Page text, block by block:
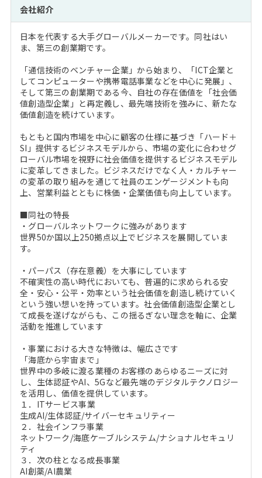
会社紹介
日本を代表する大手グローバルメーカーです。同社はい
ま、第三の創業期です。
「通信技術のベンチャー企業」から始まり、「ICT企業と
してコンピューターや携帯電話事業などを中心に発展」、
そして第三の創業期である今、自社の存在価値を「社会価
値創造型企業」と再定義し、最先端技術を強みに、新たな
価値創造を続けています。
もともと国内市場を中心に顧客の仕様に基づき「ハード＋
SI」提供するビジネスモデルから、市場の変化に合わせグ
ローバル市場を視野に社会価値を提供するビジネスモデル
に変革してきました。ビジネスだけでなく人・カルチャー
の変革の取り組みを通じて社員のエンゲージメントも向
上、営業利益とともに株価・企業価値も向上しています。
■同社の特長
・グローバルネットワークに強みがあります
世界50か国以上250拠点以上でビジネスを展開していま
す。
・パーパス（存在意義）を大事にしています
不確実性の高い時代においても、普遍的に求められる安
全・安心・公平・効率という社会価値を創造し続けていく
という強い想いを持っています。社会価値創造型企業とし
て成長を遂げながらも、この揺るぎない理念を軸に、企業
活動を推進しています
・事業における大きな特徴は、幅広さです
「海底から宇宙まで」
世界中の多岐に渡る業種のお客様のあらゆるニーズに対
し、生体認証やAI、5Gなど最先端のデジタルテクノロジー
を活用し、価値を提供しています。
１．ITサービス事業
生成AI/生体認証/サイバーセキュリティー
２．社会インフラ事業
ネットワーク/海底ケーブルシステム/ナショナルセキュリ
ティ
３．次の柱となる成長事業
AI創薬/AI農業